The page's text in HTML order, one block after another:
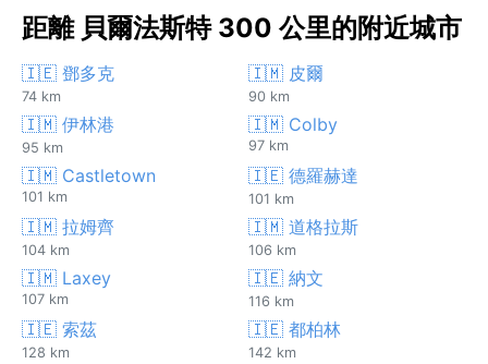
距離 貝爾法斯特 300 公里的附近城市
🇮🇪 鄧多克
74 km
🇮🇲 皮爾
90 km
🇮🇲 伊林港
95 km
🇮🇲 Colby
97 km
🇮🇲 Castletown
101 km
🇮🇪 德羅赫達
101 km
🇮🇲 拉姆齊
104 km
🇮🇲 道格拉斯
106 km
🇮🇲 Laxey
107 km
🇮🇪 納文
116 km
🇮🇪 索茲
128 km
🇮🇪 都柏林
142 km